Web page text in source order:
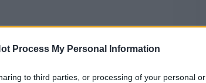
Process My Personal Information
to third parties, or processing of your personal or
Odpowiednia
czarowników”. Jej